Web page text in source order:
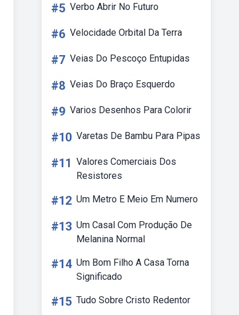
#5 Verbo Abrir No Futuro
#6 Velocidade Orbital Da Terra
#7 Veias Do Pescoço Entupidas
#8 Veias Do Braço Esquerdo
#9 Varios Desenhos Para Colorir
#10 Varetas De Bambu Para Pipas
#11 Valores Comerciais Dos
Resistores
#12 Um Metro E Meio Em Numero
#13 Um Casal Com Produção De
Melanina Normal
#14 Um Bom Filho A Casa Torna
Significado
#15 Tudo Sobre Cristo Redentor